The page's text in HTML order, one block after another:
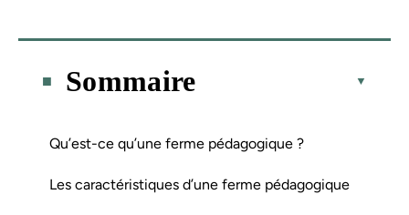
Sommaire
Qu’est-ce qu’une ferme pédagogique ?
Les caractéristiques d’une ferme pédagogique